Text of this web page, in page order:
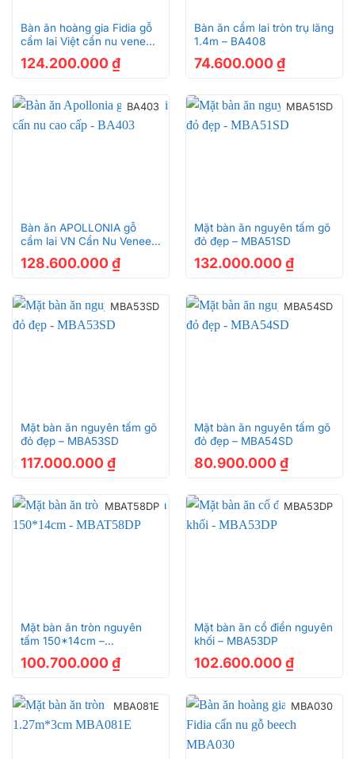
Bàn ăn hoàng gia Fidia gỗ
cẩm lai Việt cẩn nu veneer
124.200.000 ₫
Bàn ăn cẩm lai tròn trụ lăng
1.4m – BA408
74.600.000 ₫
BA403
Bàn ăn APOLLONIA gỗ
cẩm lai VN Cẩn Nu Veneer
128.600.000 ₫
MBA51SD
Mặt bàn ăn nguyên tấm gõ
đỏ đẹp – MBA51SD
132.000.000 ₫
MBA53SD
Mặt bàn ăn nguyên tấm gõ
đỏ đẹp – MBA53SD
117.000.000 ₫
MBA54SD
Mặt bàn ăn nguyên tấm gõ
đỏ đẹp – MBA54SD
80.900.000 ₫
MBAT58DP
Mặt bàn ăn tròn nguyên
tấm 150*14cm –
100.700.000 ₫
MBA53DP
Mặt bàn ăn cổ điển nguyên
khối – MBA53DP
102.600.000 ₫
MBA081E MBA030